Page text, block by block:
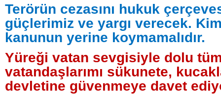
Terörün cezasını hukuk
güçlerimiz ve yargı verecek.
kanunun yerine koymamalıdır.
Yüreği vatan sevgisiyle dolu
vatandaşlarımı sükunete,
devletine güvenmeye davet